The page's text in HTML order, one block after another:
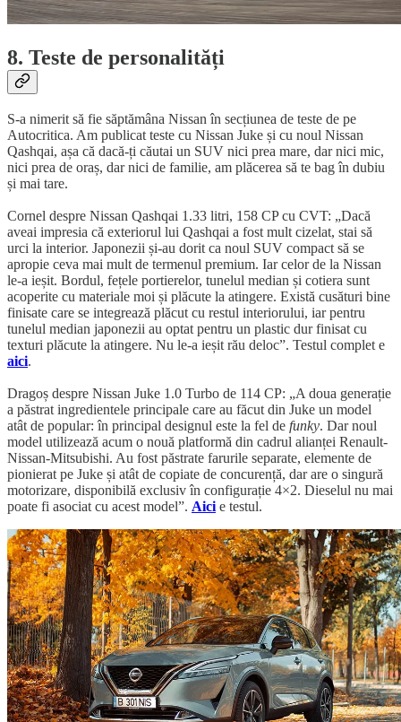
8. Teste de personalități
S-a nimerit să fie săptămâna Nissan în secțiunea de teste de pe
Autocritica. Am publicat teste cu Nissan Juke și cu noul Nissan
Qashqai, așa că dacă-ți căutai un SUV nici prea mare, dar nici mic,
nici prea de oraș, dar nici de familie, am plăcerea să te bag în dubiu
și mai tare.
Cornel despre Nissan Qashqai 1.33 litri, 158 CP cu CVT: „Dacă
aveai impresia că exteriorul lui Qashqai a fost mult cizelat, stai să
urci la interior. Japonezii și-au dorit ca noul SUV compact să se
apropie ceva mai mult de termenul premium. Iar celor de la Nissan
le-a ieșit. Bordul, fețele portierelor, tunelul median și cotiera sunt
acoperite cu materiale moi și plăcute la atingere. Există cusături bine
finisate care se integrează plăcut cu restul interiorului, iar pentru
tunelul median japonezii au optat pentru un plastic dur finisat cu
texturi plăcute la atingere. Nu le-a ieșit rău deloc”. Testul complet e
aici.
Dragoș despre Nissan Juke 1.0 Turbo de 114 CP: „A doua generație
a păstrat ingredientele principale care au făcut din Juke un model
atât de popular: în principal designul este la fel de funky. Dar noul
model utilizează acum o nouă platformă din cadrul alianței Renault-
Nissan-Mitsubishi. Au fost păstrate farurile separate, elemente de
pionierat pe Juke și atât de copiate de concurență, dar are o singură
motorizare, disponibilă exclusiv în configurație 4×2. Dieselul nu mai
poate fi asociat cu acest model”. Aicie testul.